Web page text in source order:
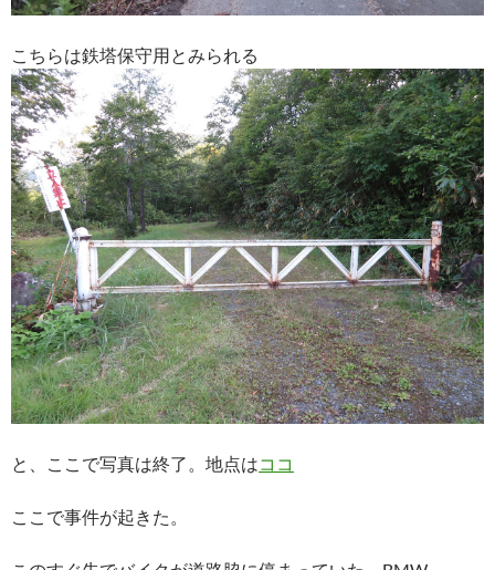
こちらは鉄塔保守用とみられる
と、ここで写真は終了。地点はココ
ここで事件が起きた。